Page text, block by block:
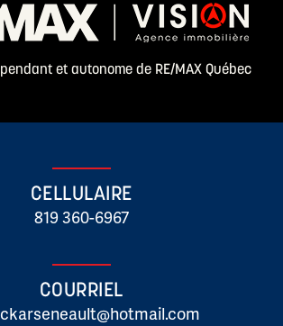
et autonome de RE/MAX Québec
CELLULAIRE
819 360-6967
COURRIEL